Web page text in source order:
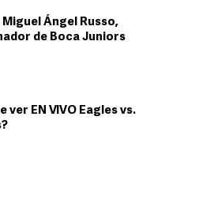
Miguel Ángel Russo,
de Boca Juniors
ver EN VIVO Eagles vs.